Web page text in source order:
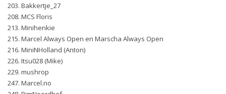
203. Bakkertje_27
208. MCS Floris
213. Minihenkie
215. Marcel Always Open en Marscha Always Open
216. MiniNHolland (Anton)
226. Itsu028 (Mike)
229. mushrop
247. Marcel.no